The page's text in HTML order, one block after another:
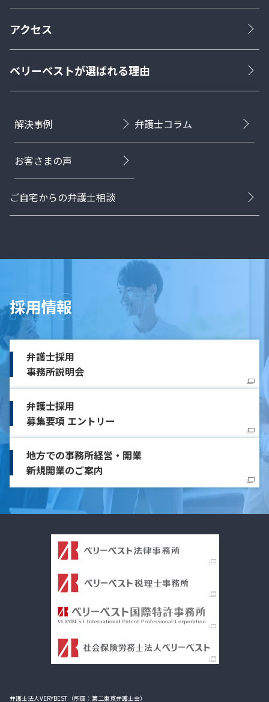
アクセス
ベリーベストが選ばれる理由
解決事例 弁護士コラム
お客さまの声
ご自宅からの弁護士相談
採用情報
弁護士採用
事務所説明会
弁護士採用
募集要項 エントリー
地方での事務所経営・開業
新規開業のご案内
弁護士法人VERYBEST（所属：第二東京弁護士会）